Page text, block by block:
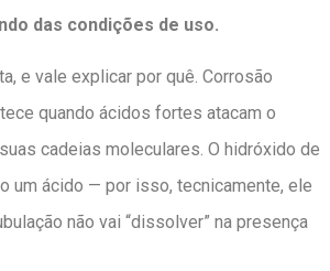
das condições de uso.
e vale explicar por quê. Corrosão
quando ácidos fortes atacam o
cadeias moleculares. O hidróxido de
um ácido — por isso, tecnicamente, ele
não vai “dissolver” na presença